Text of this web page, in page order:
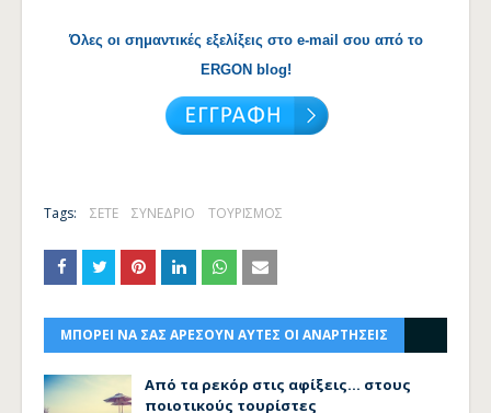
Όλες οι σημαντικές εξελίξεις στο e-mail σου από το
ERGON blog!
Tags: ΣΕΤΕ ΣΥΝΕΔΡΙΟ ΤΟΥΡΙΣΜΟΣ
ΜΠΟΡΕΙ ΝΑ ΣΑΣ ΑΡΕΣΟΥΝ ΑΥΤΕΣ ΟΙ ΑΝΑΡΤΗΣΕΙΣ
Από τα ρεκόρ στις αφίξεις... στους
ποιοτικούς τουρίστες